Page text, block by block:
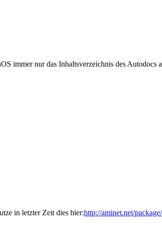
immer nur das Inhaltsverzeichnis des Autodocs
in letzter Zeit dies hier:http://aminet.net/